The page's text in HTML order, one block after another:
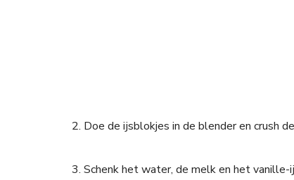
2. Doe de ijsblokjes in de blender en crush
3. Schenk het water, de melk en het